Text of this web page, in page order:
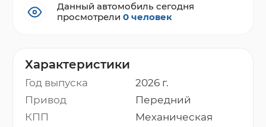
Характеристики
Год выпуска
2026 г.
Привод
Передний
КПП
Механическая
Данный автомобиль сегодня
просмотрели0 человек